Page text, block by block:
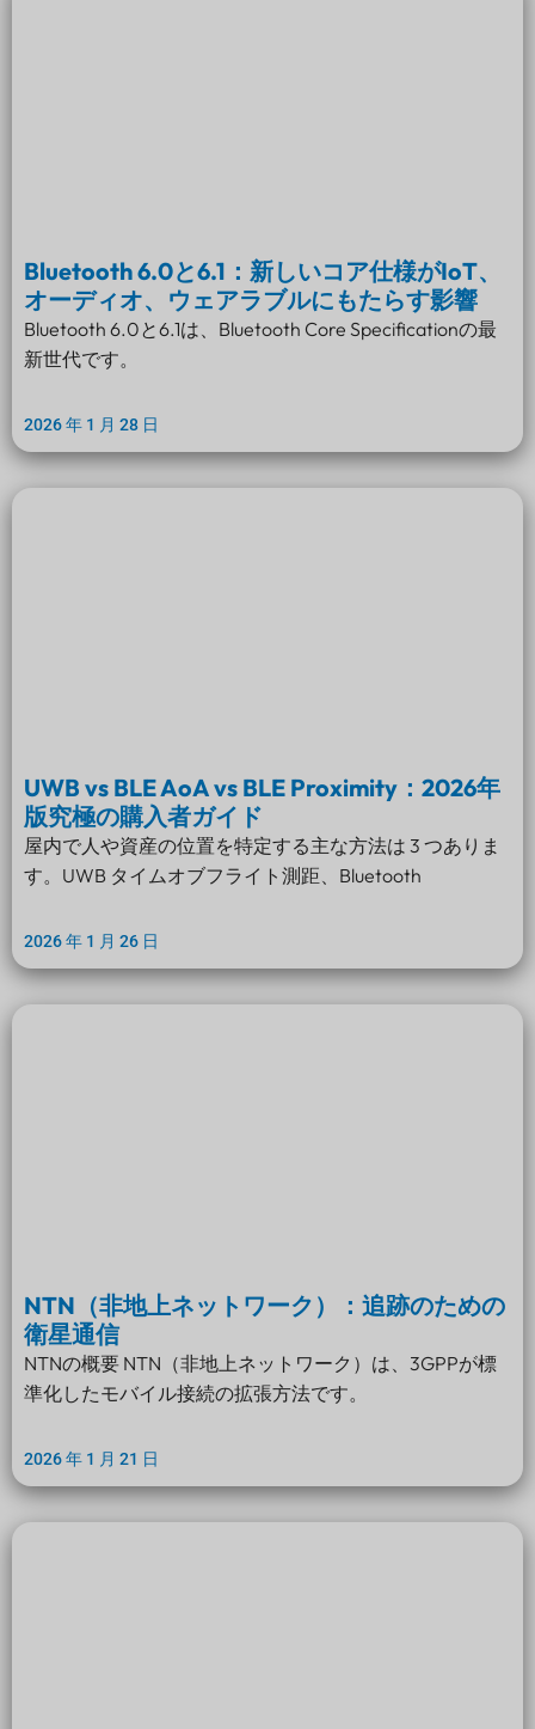
Bluetooth 6.0と6.1：新しいコア仕様がIoT、
オーディオ、ウェアラブルにもたらす影響
Bluetooth 6.0と6.1は、Bluetooth Core Specificationの最
新世代です。
2026 年 1 月 28 日
UWB vs BLE AoA vs BLE Proximity：2026年
版究極の購入者ガイド
屋内で人や資産の位置を特定する主な方法は 3 つありま
す。UWB タイムオブフライト測距、Bluetooth
2026 年 1 月 26 日
NTN（非地上ネットワーク）：追跡のための
衛星通信
NTNの概要 NTN（非地上ネットワーク）は、3GPPが標
準化したモバイル接続の拡張方法です。
2026 年 1 月 21 日